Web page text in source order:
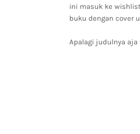
ini masuk ke
buku dengan cover
Apalagi judulnya